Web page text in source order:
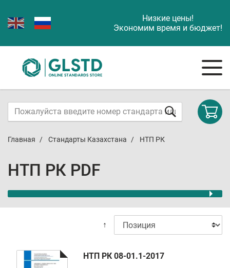
Низкие цены!
Экономим время и бюджет!
Главная Стандарты Казахстана НТП РК
НТП РК PDF
↑
НТП РК 08-01.1-2017